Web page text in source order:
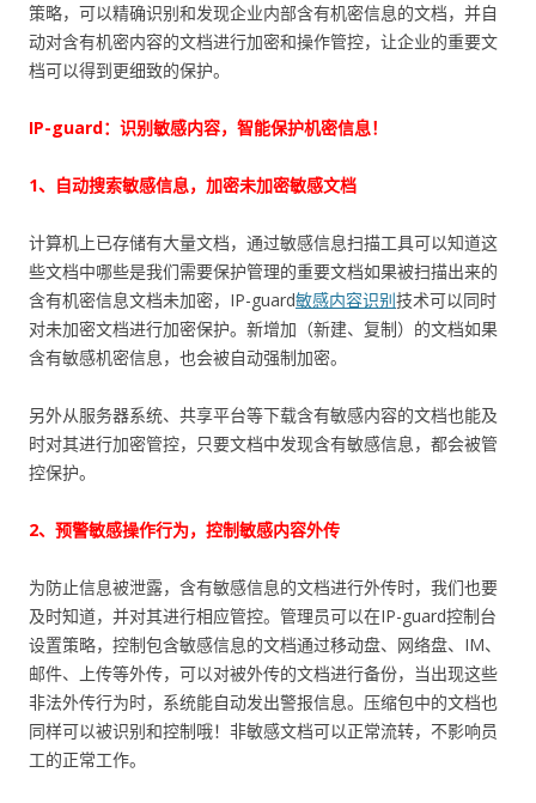
策略，可以精确识别和发现企业内部含有机密信息的文档，并自
动对含有机密内容的文档进行加密和操作管控，让企业的重要文
档可以得到更细致的保护。
IP-guard：识别敏感内容，智能保护机密信息！
1、自动搜索敏感信息，加密未加密敏感文档
计算机上已存储有大量文档，通过敏感信息扫描工具可以知道这
些文档中哪些是我们需要保护管理的重要文档如果被扫描出来的
含有机密信息文档未加密，IP-guard敏感内容识别技术可以同时
对未加密文档进行加密保护。新增加（新建、复制）的文档如果
含有敏感机密信息，也会被自动强制加密。
另外从服务器系统、共享平台等下载含有敏感内容的文档也能及
时对其进行加密管控，只要文档中发现含有敏感信息，都会被管
控保护。
2、预警敏感操作行为，控制敏感内容外传
为防止信息被泄露，含有敏感信息的文档进行外传时，我们也要
及时知道，并对其进行相应管控。管理员可以在IP-guard控制台
设置策略，控制包含敏感信息的文档通过移动盘、网络盘、IM、
邮件、上传等外传，可以对被外传的文档进行备份，当出现这些
非法外传行为时，系统能自动发出警报信息。压缩包中的文档也
同样可以被识别和控制哦！非敏感文档可以正常流转，不影响员
工的正常工作。